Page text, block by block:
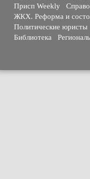
Присп Weekly
ЖКХ. Реформа и
Политические юристы
Библиотека